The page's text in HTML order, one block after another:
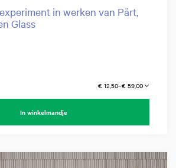
in werken van Pärt,
Glass
€ 12,50–€ 59,00
In winkelmandje